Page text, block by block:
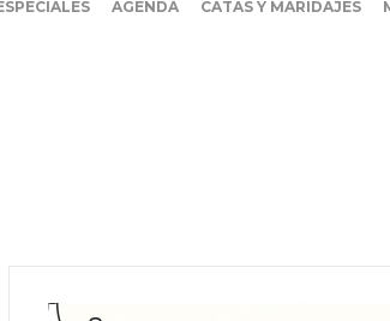
AGENDA CATAS Y MARIDAJES